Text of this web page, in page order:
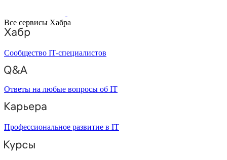
Все сервисы Хабра
Сообщество IT-специалистов
Ответы на любые вопросы об IT
Профессиональное развитие в IT